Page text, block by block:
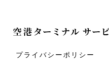
プライバシーポリシー